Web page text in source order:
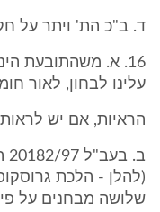
ד. ב"כ הת' ויתר על
עלינו לבחון, לאור
הראיות, אם יש
(להלן - הלכת
שלושה מבחנים על